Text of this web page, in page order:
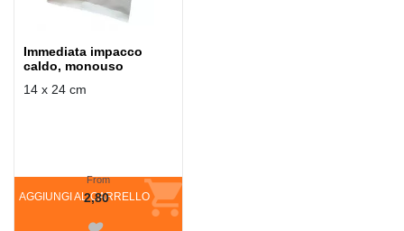
Immediata impacco
caldo, monouso
14 x 24 cm
AGGIUNGI AL CARRELLO
From
2,80